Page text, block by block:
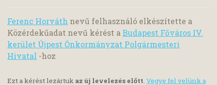
Ferenc Horváth nevű felhasználó elkészítette a
Közérdekűadat nevű kérést a Budapest Főváros IV.
kerület Újpest Önkormányzat Polgármesteri
Hivatal -hoz
Ezt a kérést lezártuk az új levelezés előtt. Vegye fel velünk a